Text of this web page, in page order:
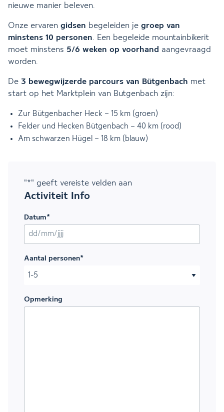
nieuwe manier beleven.
Onze ervaren gidsen begeleiden je groep van
minstens 10 personen. Een begeleide mountainbikerit
moet minstens 5/6 weken op voorhand aangevraagd
worden.
De 3 bewegwijzerde parcours van Bütgenbach met
start op het Marktplein van Butgenbach zijn:
Zur Bütgenbacher Heck – 15 km (groen)
Felder und Hecken Bütgenbach – 40 km (rood)
Am schwarzen Hügel – 18 km (blauw)
"*" geeft vereiste velden aan
Activiteit Info
Datum*
DD slash MM slash JJJJ
Aantal personen*
Opmerking